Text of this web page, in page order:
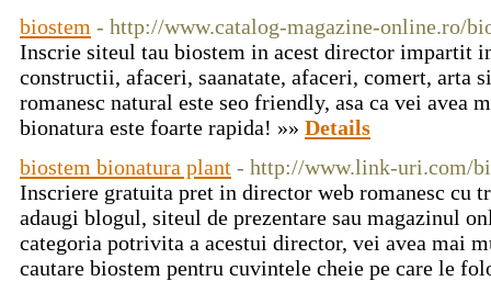
biostem - http://www.catalog-magazine-online.ro/
Inscrie siteul tau biostem in acest director impartit
constructii, afaceri, saanatate, afaceri, comert, arta
romanesc natural este seo friendly, asa ca vei avea
bionatura este foarte rapida! »» Details
biostem bionatura plant - http://www.link-uri.com/
Inscriere gratuita pret in director web romanesc cu
adaugi blogul, siteul de prezentare sau magazinul
categoria potrivita a acestui director, vei avea mai
cautare biostem pentru cuvintele cheie pe care le